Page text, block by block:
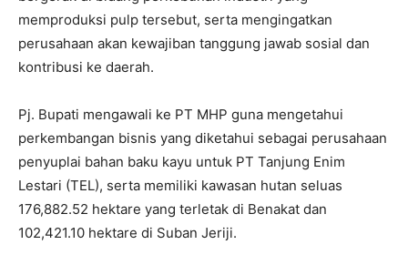
memproduksi pulp tersebut, serta mengingatkan
perusahaan akan kewajiban tanggung jawab sosial dan
kontribusi ke daerah.
Pj. Bupati mengawali ke PT MHP guna mengetahui
perkembangan bisnis yang diketahui sebagai perusahaan
penyuplai bahan baku kayu untuk PT Tanjung Enim
Lestari (TEL), serta memiliki kawasan hutan seluas
176,882.52 hektare yang terletak di Benakat dan
102,421.10 hektare di Suban Jeriji.